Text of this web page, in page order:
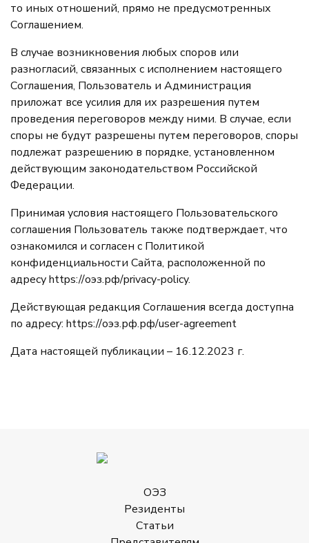
то иных отношений, прямо не предусмотренных
Соглашением.
В случае возникновения любых споров или
разногласий, связанных с исполнением настоящего
Соглашения, Пользователь и Администрация
приложат все усилия для их разрешения путем
проведения переговоров между ними. В случае, если
споры не будут разрешены путем переговоров, споры
подлежат разрешению в порядке, установленном
действующим законодательством Российской
Федерации.
Принимая условия настоящего Пользовательского
соглашения Пользователь также подтверждает, что
ознакомился и согласен с Политикой
конфиденциальности Сайта, расположенной по
адресуhttps://оэз.рф/privacy-policy.
Действующая редакция Соглашения всегда доступна
по адресу: https://оэз.рф.рф/user-agreement
Дата настоящей публикации – 16.12.2023 г.
ОЭЗ
Резиденты
Статьи